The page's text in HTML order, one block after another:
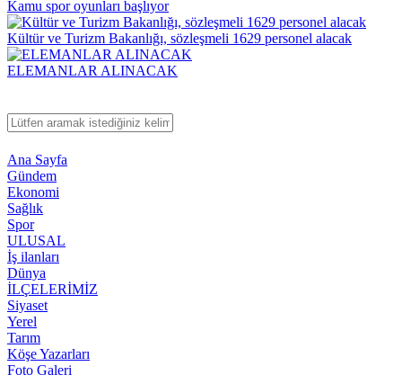
Kamu spor oyunları başlıyor
Kültür ve Turizm Bakanlığı, sözleşmeli 1629 personel alacak
ELEMANLAR ALINACAK
Ana Sayfa
Gündem
Ekonomi
Sağlık
Spor
ULUSAL
İş ilanları
Dünya
İLÇELERİMİZ
Siyaset
Yerel
Tarım
Köşe Yazarları
Foto Galeri